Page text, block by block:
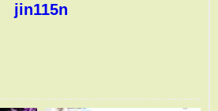
jin115n